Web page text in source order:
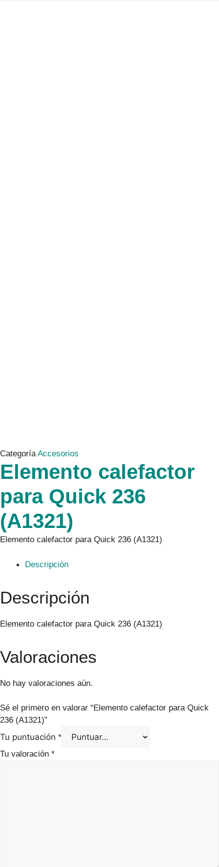
Categoría Accesorios
Elemento calefactor
para Quick 236
(A1321)
Elemento calefactor para Quick 236 (A1321)
Descripción
Descripción
Elemento calefactor para Quick 236 (A1321)
Valoraciones
No hay valoraciones aún.
Sé el primero en valorar “Elemento calefactor para Quick
236 (A1321)”
Tu puntuación *
Tu valoración *